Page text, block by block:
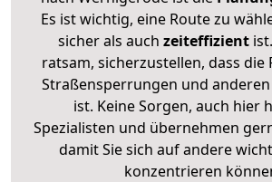
Es ist wichtig, eine Route zu
sicher als auch zeiteffizient
ratsam, sicherzustellen, dass die
Straßensperrungen und
ist. Keine Sorgen, auch hier
Spezialisten und übernehmen
damit Sie sich auf andere
konzentrieren